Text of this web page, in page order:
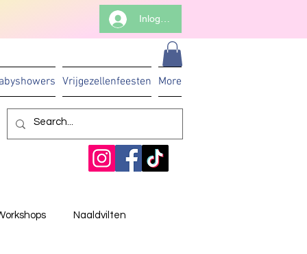
Inloggen
Vrijgezellenfeesten More
Naaldvilten